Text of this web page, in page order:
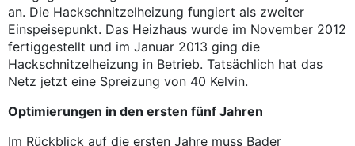
an. Die Hackschnitzelheizung fungiert als zweiter
Einspeisepunkt. Das Heizhaus wurde im November 2012
fertiggestellt und im Januar 2013 ging die
Hackschnitzelheizung in Betrieb. Tatsächlich hat das
Netz jetzt eine Spreizung von 40 Kelvin.
Optimierungen in den ersten fünf Jahren
Im Rückblick auf die ersten Jahre muss Bader